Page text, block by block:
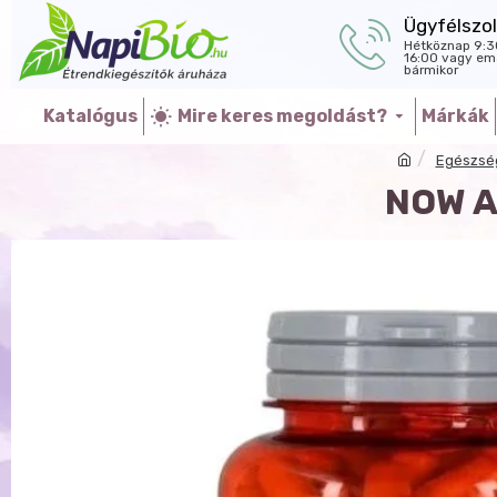
Hétköznap
16:00 vagy
bármikor
Katalógus Mire keres megoldást? Márkák
NOW